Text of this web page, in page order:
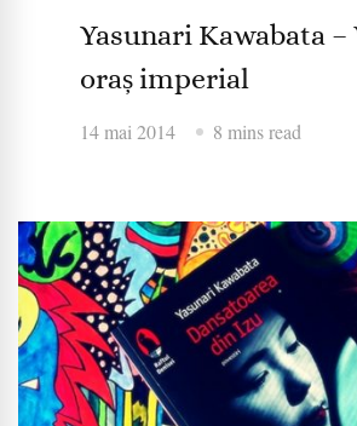
Yasunari Kawabata –
oraș imperial
14 mai 2014 8 mins read